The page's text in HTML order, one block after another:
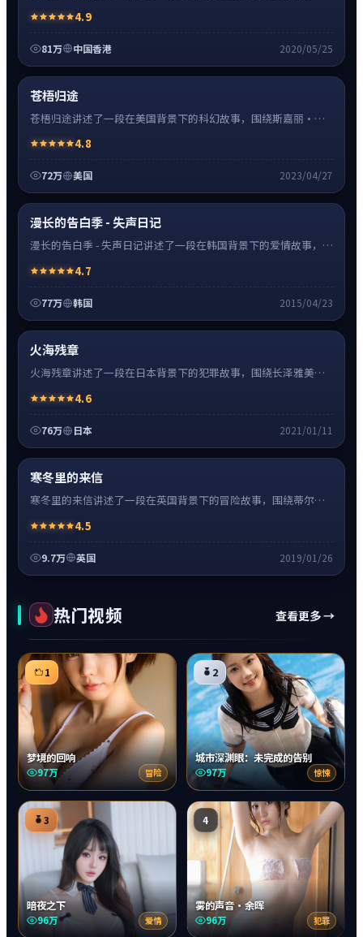
引，节奏紧凑、情绪克制。
4.9
81万 中国香港 2020/05/25
高清
苍梧归途
苍梧归途讲述了一段在美国背景下的科幻故事，围绕斯嘉丽·约
紧凑、情绪克制。
4.8
72万 美国 2023/04/27
超清4K
漫长的告白季 - 失声日记
漫长的告白季 - 失声日记讲述了一段在韩国背景下的爱情故事，围
节奏紧凑、情绪克制。
4.7
77万 韩国 2015/04/23
超清4K
火海残章
火海残章讲述了一段在日本背景下的犯罪故事，围绕长泽雅美饰
情绪克制。4.6
76万 日本 2021/01/11
超清4K
寒冬里的来信
寒冬里的来信讲述了一段在英国背景下的冒险故事，围绕蒂尔达
节奏紧凑、情绪克制。
4.5
9.7万 英国 2019/01/26
热门视频 查看更多 →
1
梦境的回响
97万 冒险
2
城市深渊眼：未完成的告别
97万 惊悚
3
暗夜之下
96万 爱情
4
雾的声音·余晖
96万 犯罪